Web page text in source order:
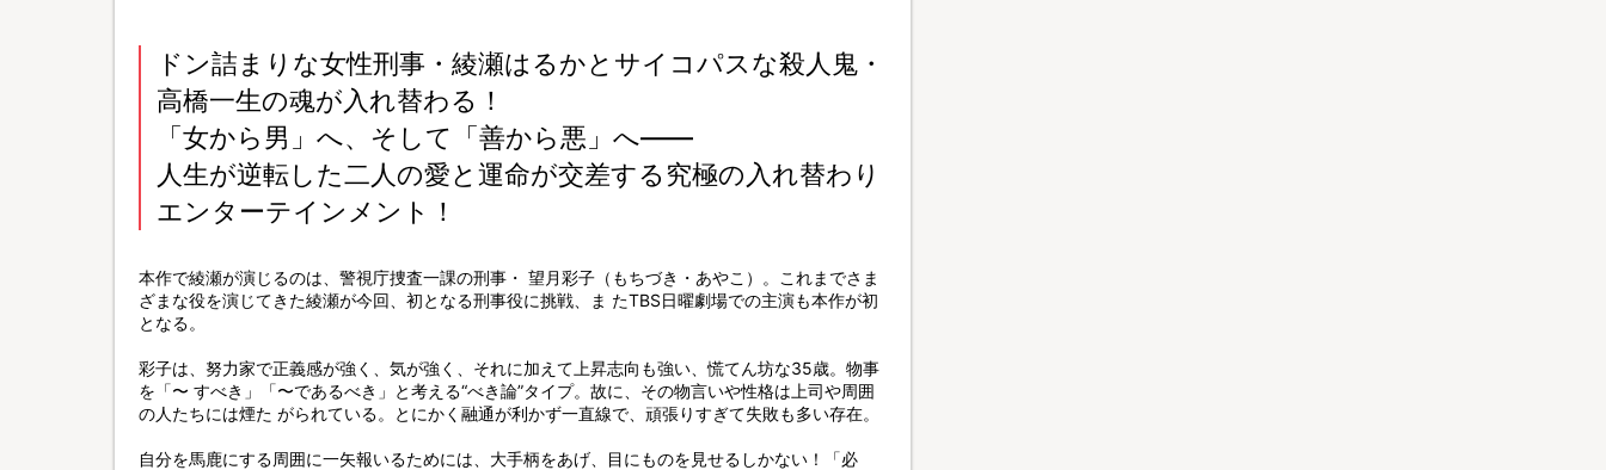
ドン詰まりな女性刑事・綾瀬はるかとサイコパスな殺人鬼・
高橋一生の魂が入れ替わる！
「女から男」へ、そして「善から悪」へ――
人生が逆転した二人の愛と運命が交差する究極の入れ替わり
エンターテインメント！
本作で綾瀬が演じるのは、警視庁捜査一課の刑事・ 望月彩子（もちづき・あやこ）。これまでさま
ざまな役を演じてきた綾瀬が今回、初となる刑事役に挑戦、ま たTBS日曜劇場での主演も本作が初
となる。
彩子は、努力家で正義感が強く、気が強く、それに加えて上昇志向も強い、慌てん坊な35歳。物事
を「〜 すべき」「〜であるべき」と考える“べき論”タイプ。故に、その物言いや性格は上司や周囲
の人たちには煙た がられている。とにかく融通が利かず一直線で、頑張りすぎて失敗も多い存在。
自分を馬鹿にする周囲に一矢報いるためには、大手柄をあげ、目にものを見せるしかない！「必